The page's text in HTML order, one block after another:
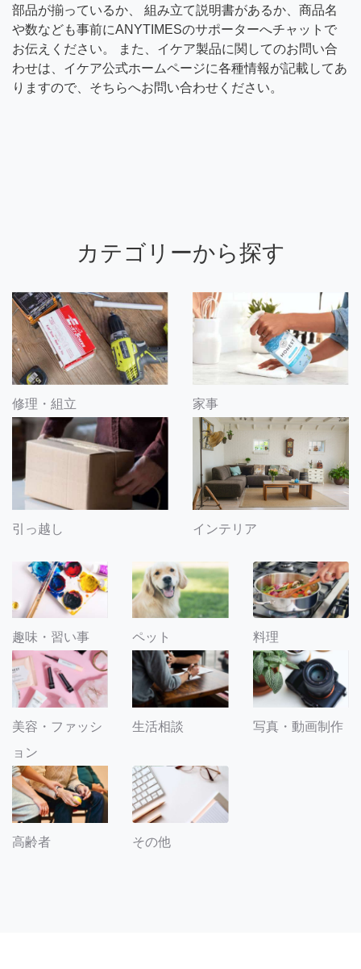
部品が揃っているか、 組み立て説明書があるか、商品名
や数なども事前にANYTIMESのサポーターへチャットで
お伝えください。 また、イケア製品に関してのお問い合
わせは、イケア公式ホームページに各種情報が記載してあ
りますので、そちらへお問い合わせください。
カテゴリーから探す
修理・組立 家事
引っ越し インテリア
趣味・習い事 ペット 料理
美容・ファッシ
ョン
生活相談 写真・動画制作
高齢者 その他